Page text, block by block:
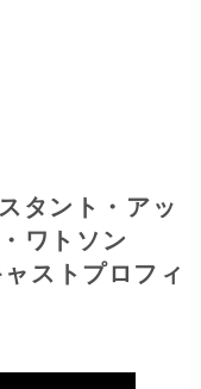
タント・アッ
ワトソン
ストプロフィ